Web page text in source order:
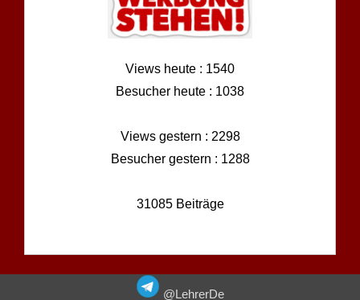
Views heute : 1540
Besucher heute : 1038
Views gestern : 2298
Besucher gestern : 1288
31085 Beiträge
@LehrerDe